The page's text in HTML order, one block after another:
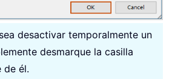
desactivar temporalmente un
desmarque la casilla
de él.